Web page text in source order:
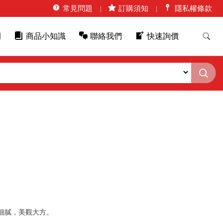
常見問題 訂購須知 隱私權條款
商品小知識 聯絡我們 快速詢價
，美觀大方。